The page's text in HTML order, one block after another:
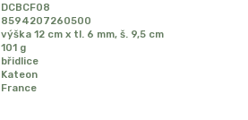
DCBCF08
8594207260500
výška 12 cm x tl. 6 mm, š. 9,5 cm
101 g
břidlice
Kateon
France